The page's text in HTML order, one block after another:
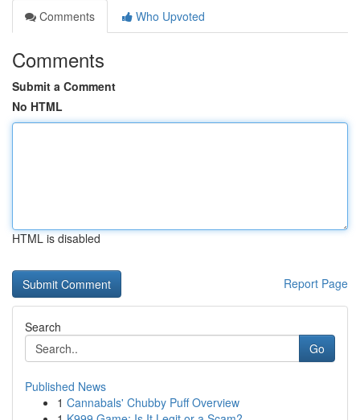
Comments
Who Upvoted
Comments
Submit a Comment
No HTML
HTML is disabled
Report Page
Search
Go
Published News
1 Cannabals' Chubby Puff Overview